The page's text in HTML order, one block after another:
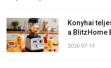
Konyhai
a BlitzHome
2026-07-19